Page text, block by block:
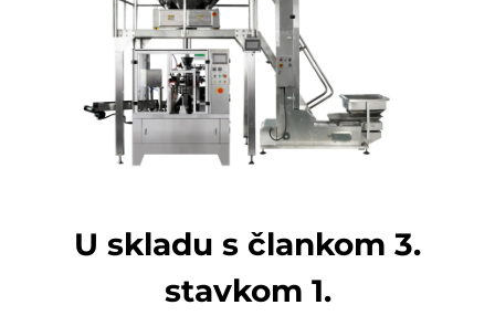
U skladu s člankom 3.
stavkom 1.